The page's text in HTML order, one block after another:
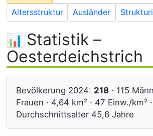
Altersstruktur
Ausländer
Statistik –
Oesterdeichstrich
Bevölkerung 2024: 218 · 115
Frauen · 4,64 km² · 47 Einw./km² ·
Durchschnittsalter 45,6 Jahre